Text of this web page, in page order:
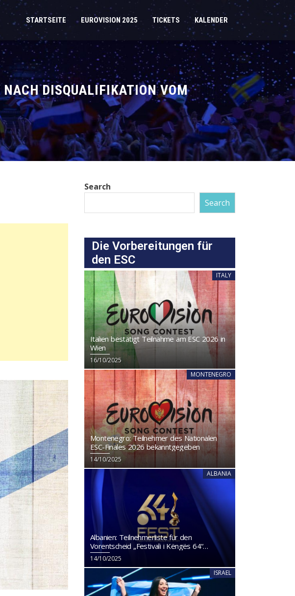
STARTSEITE EUROVISION 2025 TICKETS KALENDER
NACH DISQUALIFIKATION VOM
Search
Search
Die Vorbereitungen für
den ESC
ITALY
Italien bestätigt Teilnahme am ESC 2026 in
Wien
16/10/2025
MONTENEGRO
Montenegro: Teilnehmer des Nationalen
ESC-Finales 2026 bekanntgegeben
14/10/2025
ALBANIA
Albanien: Teilnehmerliste für den
Vorentscheid „Festivali i Këngës 64“
veröffentlicht
14/10/2025
ISRAEL